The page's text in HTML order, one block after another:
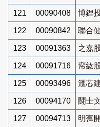
121 00090408 博鋰
122 00090842 聯合
123 00091363 之嘉
124 00091716 帟紘
125 00093496 滙芯
126 00094170 鬪士
127 00094713 明寯